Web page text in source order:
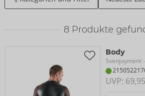
8Produkte
Body
Svenjoyment-
UVP: